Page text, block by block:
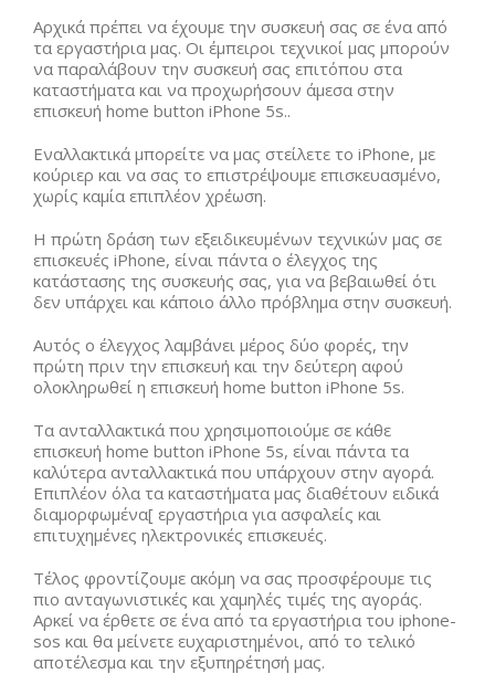
Αρχικά πρέπει να έχουμε την συσκευή σας σε ένα από
τα εργαστήρια μας. Οι έμπειροι τεχνικοί μας μπορούν
να παραλάβουν την συσκευή σας επιτόπου στα
καταστήματα και να προχωρήσουν άμεσα στην
επισκευή home button iPhone 5s..
Εναλλακτικά μπορείτε να μας στείλετε το iPhone, με
κούριερ και να σας το επιστρέψουμε επισκευασμένο,
χωρίς καμία επιπλέον χρέωση.
Η πρώτη δράση των εξειδικευμένων τεχνικών μας σε
επισκευές iPhone, είναι πάντα ο έλεγχος της
κατάστασης της συσκευής σας, για να βεβαιωθεί ότι
δεν υπάρχει και κάποιο άλλο πρόβλημα στην συσκευή.
Αυτός ο έλεγχος λαμβάνει μέρος δύο φορές, την
πρώτη πριν την επισκευή και την δεύτερη αφού
ολοκληρωθεί η επισκευή home button iPhone 5s.
Τα ανταλλακτικά που χρησιμοποιούμε σε κάθε
επισκευή home button iPhone 5s, είναι πάντα τα
καλύτερα ανταλλακτικά που υπάρχουν στην αγορά.
Επιπλέον όλα τα καταστήματα μας διαθέτουν ειδικά
διαμορφωμένα[ εργαστήρια για ασφαλείς και
επιτυχημένες ηλεκτρονικές επισκευές.
Τέλος φροντίζουμε ακόμη να σας προσφέρουμε τις
πιο ανταγωνιστικές και χαμηλές τιμές της αγοράς.
Αρκεί να έρθετε σε ένα από τα εργαστήρια του iphone-
sos και θα μείνετε ευχαριστημένοι, από το τελικό
αποτέλεσμα και την εξυπηρέτησή μας.